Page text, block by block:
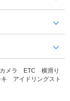
メラ ETC 横滑り
アイドリングスト